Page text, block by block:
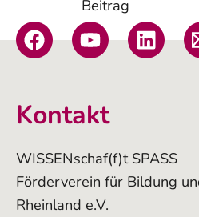
Beitrag
Kontakt
WISSENschaf(f)t SPASS
Förderverein für Bildung
Rheinland e.V.